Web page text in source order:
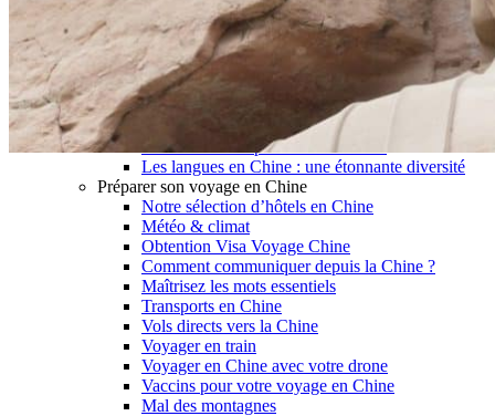
Cuisines de Chine
Les Minorités Ethniques Chinoises
Fêtes traditionnelles & vacances en Chine
Les signes astrologiques Chinois
Les plus belles montagnes de Chine
Les plus belles balades de Chine
Visiter la Chine pour voir le monde
Les langues en Chine : une étonnante diversité
Préparer son voyage en Chine
Notre sélection d’hôtels en Chine
Météo & climat
Obtention Visa Voyage Chine
Comment communiquer depuis la Chine ?
Maîtrisez les mots essentiels
Transports en Chine
Vols directs vers la Chine
Voyager en train
Voyager en Chine avec votre drone
Vaccins pour votre voyage en Chine
Mal des montagnes